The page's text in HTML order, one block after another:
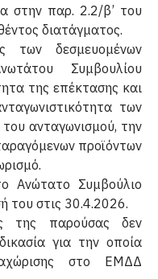
στην παρ. 2.2/β’ του
διατάγματος.
των δεσμευομένων
Συμβουλίου
της επέκτασης και
των
του ανταγωνισμού, την
προϊόντων
Ανώτατο Συμβούλιο
του στις 30.4.2026.
της παρούσας δεν
για την οποία
στο ΕΜΔΔ